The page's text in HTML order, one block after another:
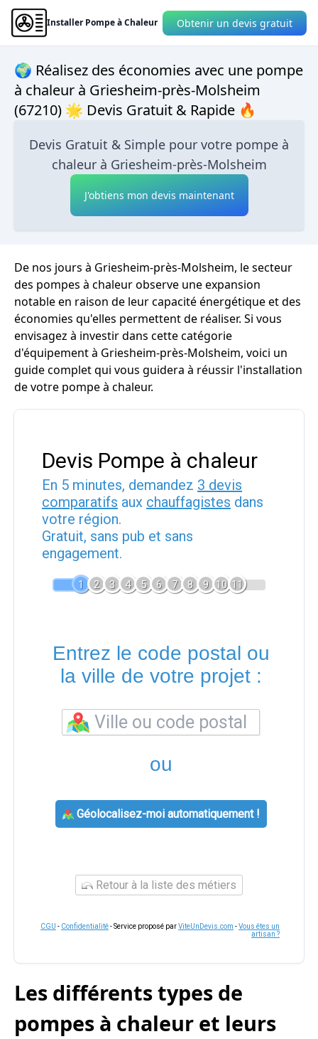
Installer Pompe à Chaleur Obtenir un devis gratuit
🌍 Réalisez des économies avec une pompe
à chaleur à Griesheim-près-Molsheim
(67210) 🌟 Devis Gratuit & Rapide 🔥
Devis Gratuit & Simple pour votre pompe à
chaleur à Griesheim-près-Molsheim
J'obtiens mon devis maintenant
De nos jours à Griesheim-près-Molsheim, le secteur
des pompes à chaleur observe une expansion
notable en raison de leur capacité énergétique et des
économies qu'elles permettent de réaliser. Si vous
envisagez à investir dans cette catégorie
d'équipement à Griesheim-près-Molsheim, voici un
guide complet qui vous guidera à réussir l'installation
de votre pompe à chaleur.
Devis Pompe à chaleur
En 5 minutes, demandez 3 devis
comparatifs aux chauffagistes dans
votre région.
Gratuit, sans pub et sans
engagement.
1 2 3 4 5 6 7 8 9 10 11
Entrez le code postal ou
la ville de votre projet :
ou
Géolocalisez-moi automatiquement !
Retour à la liste des métiers
CGU - Confidentialité- Service proposé parViteUnDevis.com -Vous êtes un
artisan ?
Les différents types de
pompes à chaleur et leurs